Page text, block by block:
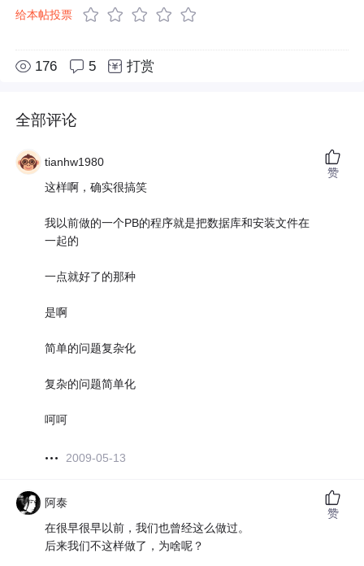
给本帖投票
176 5 打赏
全部评论
tianhw1980
这样啊，确实很搞笑
我以前做的一个PB的程序就是把数据库和安装文件在
一起的
一点就好了的那种
是啊
简单的问题复杂化
复杂的问题简单化
呵呵
2009-05-13
赞
阿泰
在很早很早以前，我们也曾经这么做过。
后来我们不这样做了，为啥呢？
赞